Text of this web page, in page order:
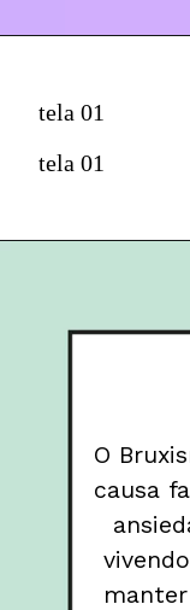
tela 01
tela 01
O
causa